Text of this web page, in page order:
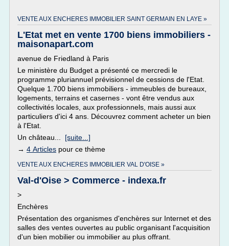
VENTE AUX ENCHERES IMMOBILIER SAINT GERMAIN EN LAYE »
L'Etat met en vente 1700 biens immobiliers -
maisonapart.com
avenue de Friedland à Paris
Le ministère du Budget a présenté ce mercredi le
programme pluriannuel prévisionnel de cessions de l'Etat.
Quelque 1.700 biens immobiliers - immeubles de bureaux,
logements, terrains et casernes - vont être vendus aux
collectivités locales, aux professionnels, mais aussi aux
particuliers d'ici 4 ans. Découvrez comment acheter un bien
à l'Etat.
Un château... [suite...]
→ 4 Articles pour ce thème
VENTE AUX ENCHERES IMMOBILIER VAL D'OISE »
Val-d'Oise > Commerce - indexa.fr
>
Enchères
Présentation des organismes d'enchères sur Internet et des
salles des ventes ouvertes au public organisant l'acquisition
d'un bien mobilier ou immobilier au plus offrant.